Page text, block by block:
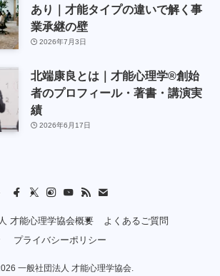
あり｜才能タイプの違いで解く事
業承継の壁
2026年7月3日
北端康良とは｜才能心理学®創始
者のプロフィール・著書・講演実
績
2026年6月17日
才能心理学協会概要
よくあるご質問
プライバシーポリシー
一般社団法人 才能心理学協会.